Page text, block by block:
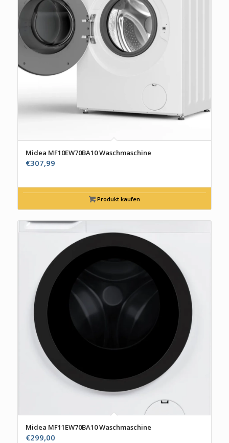
Midea MF10EW70BA10 Waschmaschine
€307,99
Produkt kaufen
Midea MF11EW70BA10 Waschmaschine
€299,00